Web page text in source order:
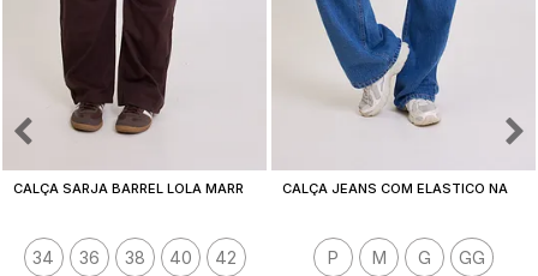
34 36 38 40 42 P M G GG